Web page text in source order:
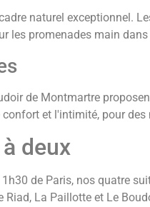
naturel exceptionnel.
les promenades main
de Montmartre
et l'intimité, pour
deux
de Paris, nos quatre
Riad, La Paillotte et Le